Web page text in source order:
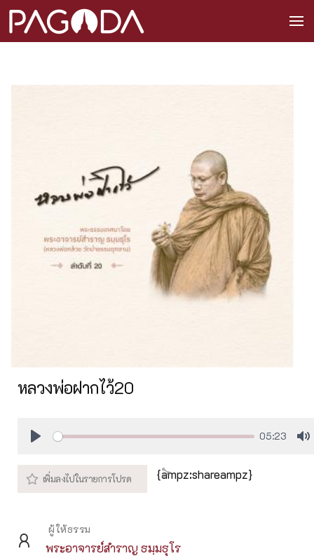
หลวงพ่อฝากไว้20
05:23
{ampz:shareampz}
ผู้ให้ธรรม
พระอาจารย์สำราญ ธมฺมธุโร